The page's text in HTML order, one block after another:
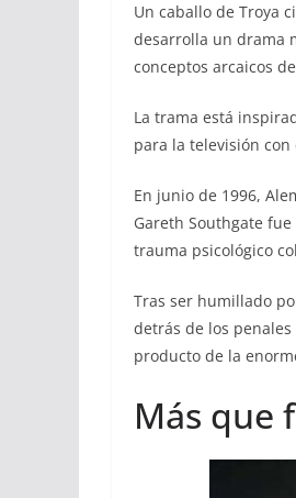
Un caballo de Troya
desarrolla un drama
conceptos arcaicos de
La trama está
para la televisión
En junio de 1996,
Gareth Southgate
trauma psicológico
Tras ser humillado
detrás de los
producto de la
Más que